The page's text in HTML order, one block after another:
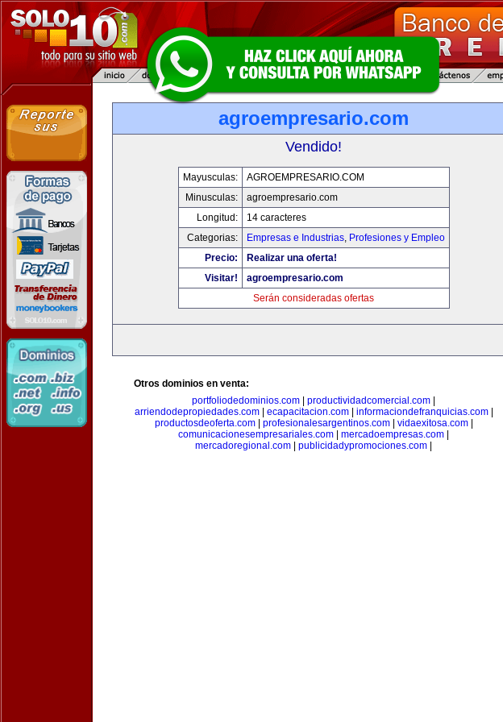
agroempresario.com
Vendido!
Mayusculas:
AGROEMPRESARIO.COM
Minusculas:
agroempresario.com
Longitud:
14 caracteres
Categorias:
Empresas e Industrias, Profesiones y Empleo
Precio:
Realizar una oferta!
Visitar!
agroempresario.com
Serán consideradas ofertas
Otros dominios en venta:
portfoliodedominios.com
productividadcomercial.com
arriendodepropiedades.com| ecapacitacion.com| informaciondefranquicias.com|
productosdeoferta.com| profesionalesargentinos.com| vidaexitosa.com|
comunicacionesempresariales.com
mercadoempresas.com
mercadoregional.com
publicidadypromociones.com